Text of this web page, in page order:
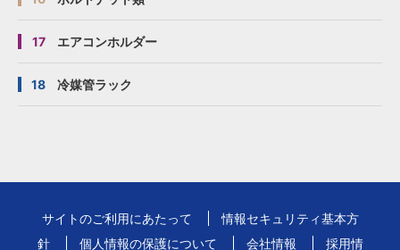
17 エアコンホルダー
18 冷媒管ラック
サイトのご利用にあたって
情報セキュリティ基本方
針
個人情報の保護について 会社情報 採用情